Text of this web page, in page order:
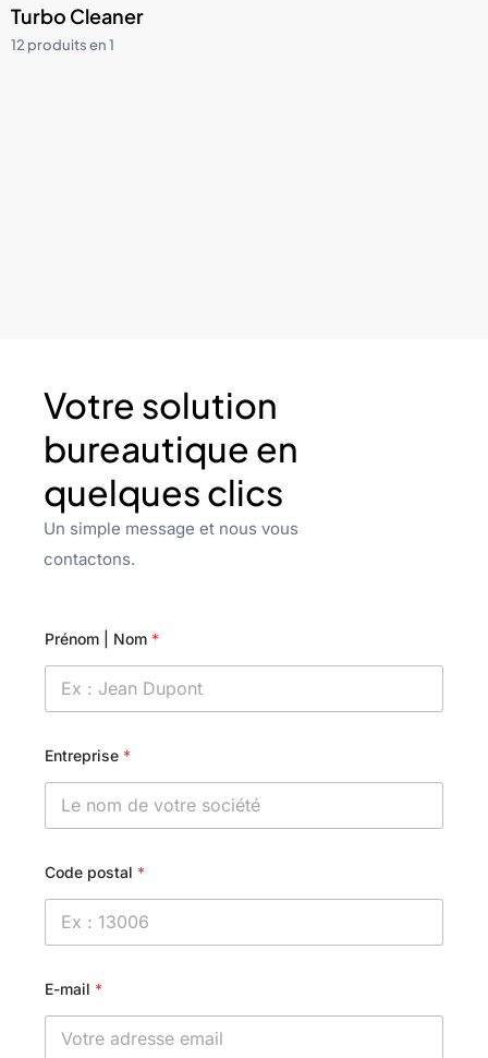
Turbo Cleaner
12 produits en 1
Votre solution
bureautique en
quelques clics
Un simple message et nous vous
contactons.
Prénom | Nom *
Entreprise *
Code postal *
E-mail *